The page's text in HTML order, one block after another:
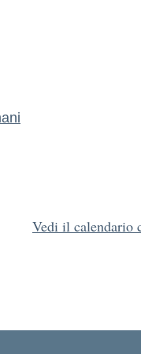
Vedi il calendario